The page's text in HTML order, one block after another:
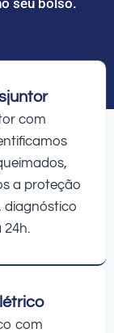
com
a proteção
diagnóstico
com